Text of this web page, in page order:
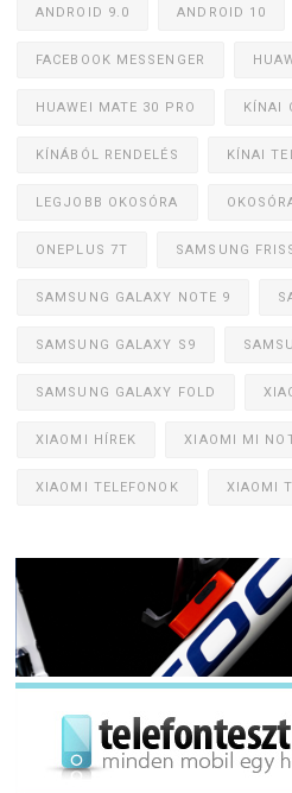
ANDROID 9.0 ANDROID 10
FACEBOOK MESSENGER
HUAWEI MATE 30 PRO KÍNAI
KÍNÁBÓL RENDELÉS KÍNAI
LEGJOBB OKOSÓRA
ONEPLUS 7T SAMSUNG
SAMSUNG GALAXY NOTE 9
SAMSUNG GALAXY S9
SAMSUNG GALAXY FOLD
XIAOMI HÍREK XIAOMI MI
XIAOMI TELEFONOK XIAOMI